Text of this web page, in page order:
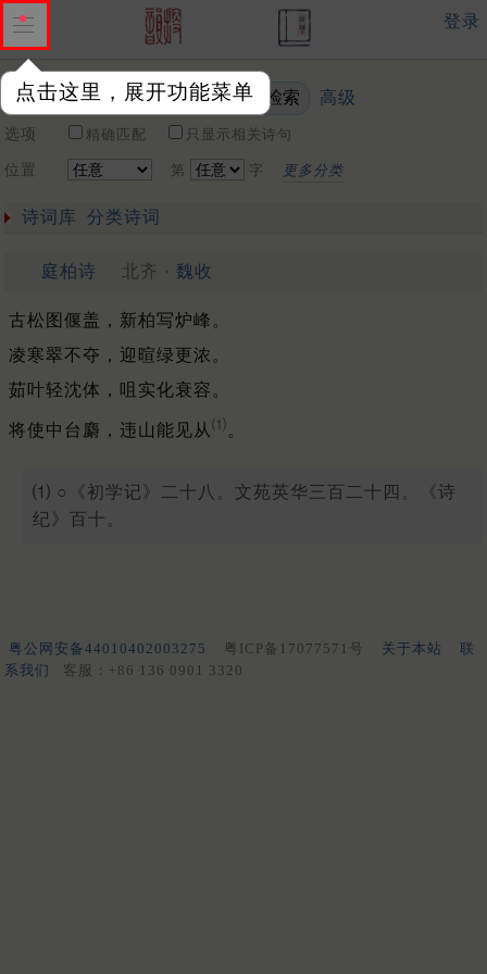
点击这里，展开功能菜单
登录
关键词 高级
选项 精确匹配 只显示相关诗句
位置 第 字 更多分类
诗词库 分类诗词
庭柏诗 北齐 · 魏收
古松图偃盖，新柏写炉峰。
凌寒翠不夺，迎暄绿更浓。
茹叶轻沈体，咀实化衰容。
将使中台麝，违山能见从 ⑴ 。
⑴ ○《初学记》二十八。文苑英华三百二十四。《诗
纪》百十。
粤公网安备44010402003275 粤ICP备17077571号 关于本站
联
系我们
客服：+86 136 0901 3320